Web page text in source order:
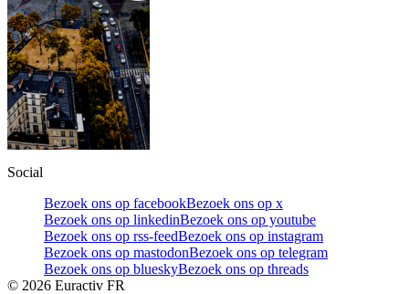
Social
Bezoek ons op facebookBezoek ons op x
Bezoek ons op linkedinBezoek ons op youtube
Bezoek ons op rss-feedBezoek ons op instagram
Bezoek ons op mastodonBezoek ons op telegram
Bezoek ons op blueskyBezoek ons op threads
© 2026 Euractiv FR